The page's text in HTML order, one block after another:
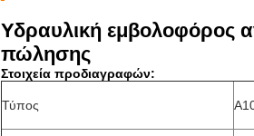
Υδραυλική εμβολοφόρος
πώλησης
Στοιχεία προδιαγραφών:
Τύπος